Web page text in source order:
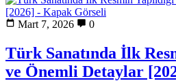
Mart 7, 2026 0
Türk Sanatında İlk
ve Önemli Detaylar